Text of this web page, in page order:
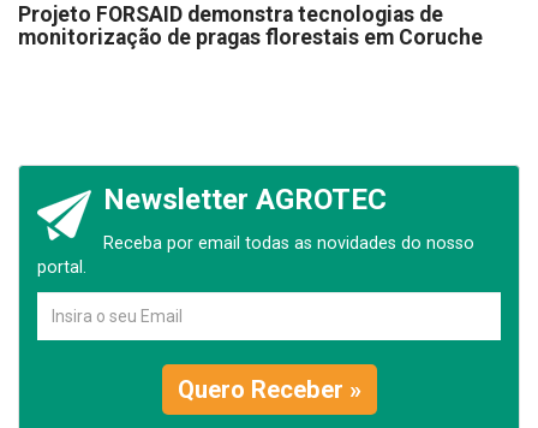
Projeto FORSAID demonstra tecnologias de
monitorização de pragas florestais em Coruche
Newsletter AGROTEC
Receba por email todas as novidades do nosso
portal.
Quero Receber »